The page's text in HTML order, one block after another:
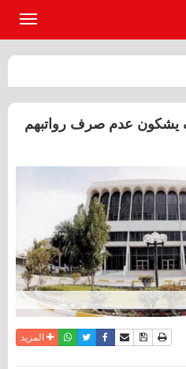
يشكون عدم صرف رواتبهم
نسخة للطباعة
حفظ الموضوع
أرسل الى صديق
فيسبوكتويترواتسابالمزيد